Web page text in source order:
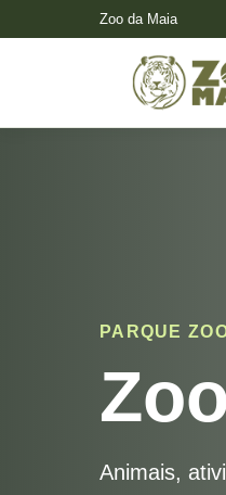
Zoo da Maia
PARQUE
Animais,